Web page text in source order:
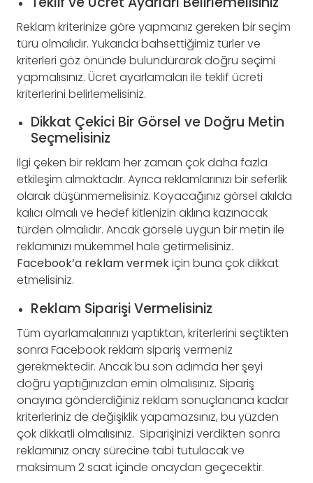
Reklam kriterinize göre yapmanız gereken bir seçim
türü olmalıdır. Yukarıda bahsettiğimiz türler ve
kriterleri göz önünde bulundurarak doğru seçimi
yapmalısınız. Ücret ayarlamaları ile teklif ücreti
kriterlerini belirlemelisiniz.
Dikkat Çekici Bir Görsel ve Doğru Metin
Seçmelisiniz
İlgi çeken bir reklam her zaman çok daha fazla
etkileşim almaktadır. Ayrıca reklamlarınızı bir seferlik
olarak düşünmemelisiniz. Koyacağınız görsel akılda
kalıcı olmalı ve hedef kitlenizin aklına kazınacak
türden olmalıdır. Ancak görsele uygun bir metin ile
reklamınızı mükemmel hale getirmelisiniz.
Facebook’a reklam vermekiçin buna çok dikkat
etmelisiniz.
Reklam Siparişi Vermelisiniz
Tüm ayarlamalarınızı yaptıktan, kriterlerini seçtikten
sonra Facebook reklam sipariş vermeniz
gerekmektedir. Ancak bu son adımda her şeyi
doğru yaptığınızdan emin olmalısınız. Sipariş
onayına gönderdiğiniz reklam sonuçlanana kadar
kriterleriniz de değişiklik yapamazsınız, bu yüzden
çok dikkatli olmalısınız. Siparişinizi verdikten sonra
reklamınız onay sürecine tabi tutulacak ve
maksimum 2 saat içinde onaydan geçecektir.